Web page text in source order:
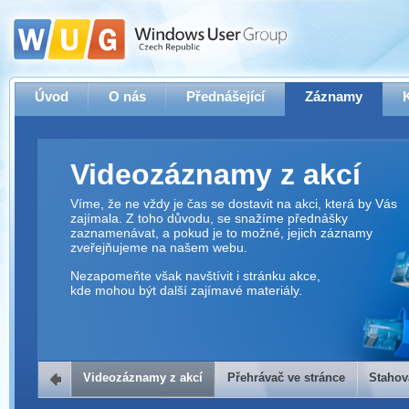
Úvod O nás Přednášející Záznamy
Videozáznamy z akcí
Víme, že ne vždy je čas se dostavit na akci, která by Vás
zajímala. Z toho důvodu, se snažíme přednášky
zaznamenávat, a pokud je to možné, jejich záznamy
zveřejňujeme na našem webu.
Nezapomeňte však navštívit i stránku akce,
kde mohou být další zajímavé materiály.
Přehrávač ve stránce
Videozáznamy z akcí Přehrávač ve stránce